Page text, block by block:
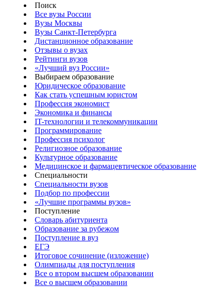
Поиск
Все вузы России
Вузы Москвы
Вузы Санкт-Петербурга
Дистанционное образование
Отзывы о вузах
Рейтинги вузов
«Лучший вуз России»
Выбираем образование
Юридическое образование
Как стать успешным юристом
Профессия экономист
Экономика и финансы
IT-технологии и телекоммуникации
Программирование
Профессия психолог
Религиозное образование
Культурное образование
Медицинское и фармацевтическое образование
Специальности
Специальности вузов
Подбор по профессии
«Лучшие программы вузов»
Поступление
Словарь абитуриента
Образование за рубежом
Поступление в вуз
ЕГЭ
Итоговое сочинение (изложение)
Олимпиады для поступления
Все о втором высшем образовании
Все о высшем образовании